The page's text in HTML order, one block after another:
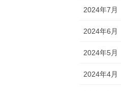
2024年7月
2024年6月
2024年5月
2024年4月